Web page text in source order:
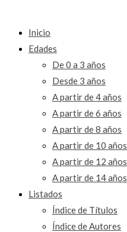
Inicio
Edades
De 0 a 3 años
Desde 3 años
A partir de 4 años
A partir de 6 años
A partir de 8 años
A partir de 10 años
A partir de 12 años
A partir de 14 años
Listados
Índice de Títulos
Índice de Autores